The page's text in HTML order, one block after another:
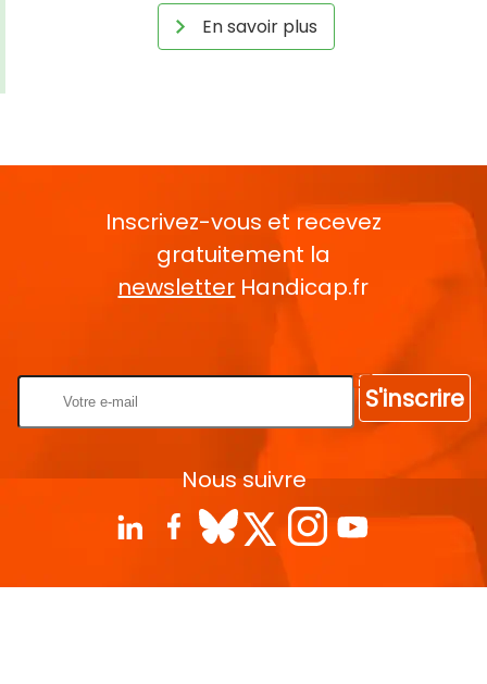
En savoir plus
Inscrivez-vous et recevez
gratuitement la
newsletter Handicap.fr
S'inscrire
Nous suivre